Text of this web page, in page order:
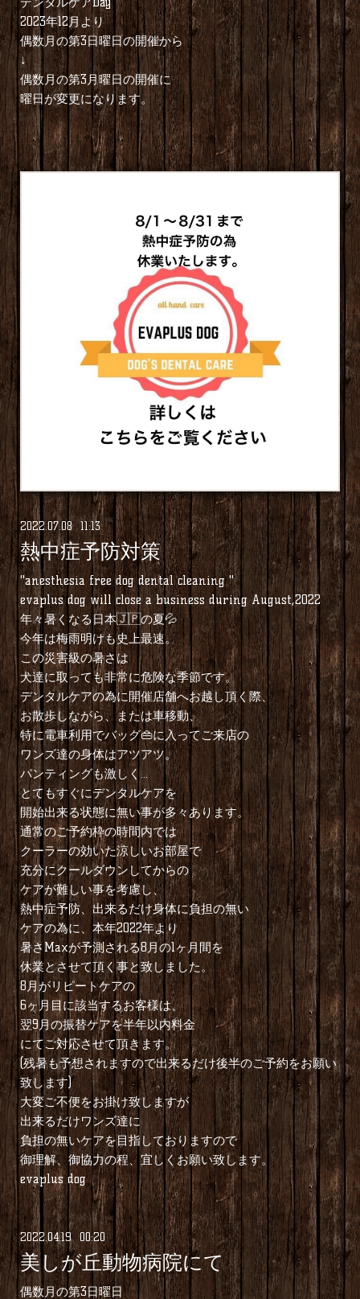
2023年12月より
偶数月の第3日曜日の開催から
↓
偶数月の第3月曜日の開催に
曜日が変更になります。
2022 07.08 11:13
熱中症予防対策
"anesthesia free dog dental cleaning "
evaplus dog will close a business during August,2022⁡
年々暑くなる日本🇯🇵の夏💦
今年は梅雨明けも史上最速。
⁡この災害級の暑さは
⁡犬達に取っても非常に危険な季節です。
⁡デンタルケアの為に開催店舗へお越し頂く際、
お散歩しながら、または車移動、
特に電車利用でバッグ👜に入ってご来店の
ワンズ達の身体はアツアツ。
⁡パンティングも激しく…
⁡とてもすぐにデンタルケアを
開始出来る状態に無い事が多々あります。
⁡通常のご予約枠の時間内では
⁡クーラーの効いた涼しいお部屋で
⁡充分にクールダウンしてからの
ケアが難しい事を考慮し、
⁡熱中症予防、出来るだけ身体に負担の無い
⁡ケアの為に、本年2022年より
暑さMaxが予測される8月の1ヶ月間を
⁡休業とさせて頂く事と致しました。
⁡8月がリピートケアの
6ヶ月目に該当するお客様は、
翌9月の振替ケアを半年以内料金
にてご対応させて頂きます。
(残暑も予想されますので出来るだけ後半のご予約をお願い
致します)
⁡大変ご不便をお掛け致しますが
出来るだけワンズ達に
負担の無いケアを目指しておりますので
御理解、御協力の程、宜しくお願い致します。
evaplus dog
2022.04.19 00:20
美しが丘動物病院にて
偶数月の第3日曜日